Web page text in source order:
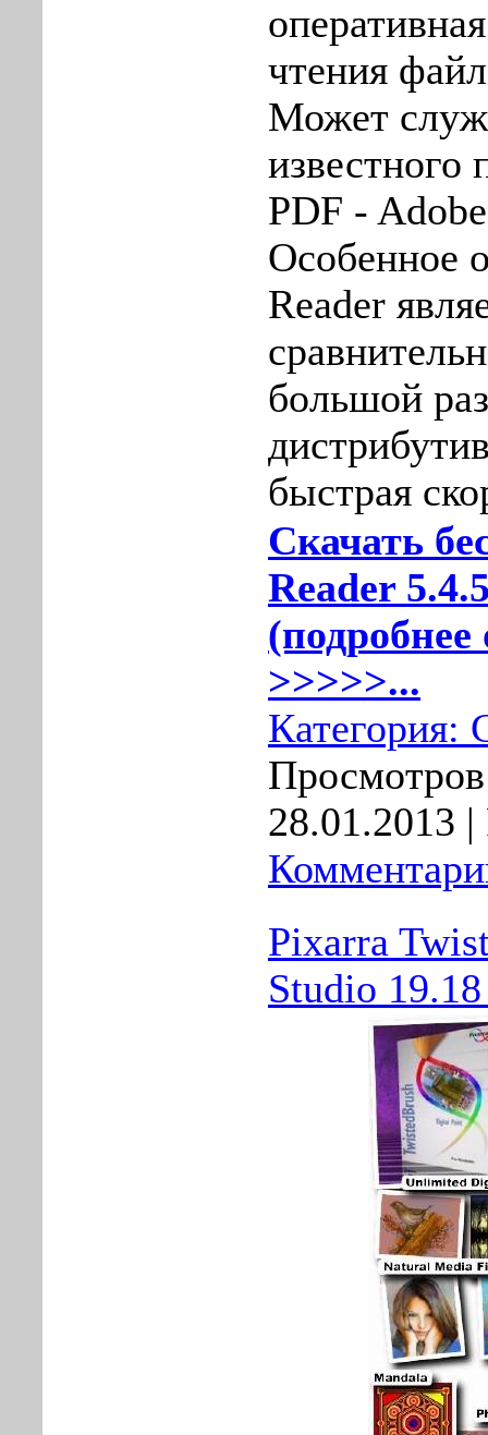
чтения
Может
известного
PDF -
Особенное
Reader
большой
быстрая
Скачать
Reader
(подробнее
>>>>>...
Категория:
28.01.2013 |
Pixarra
Studio